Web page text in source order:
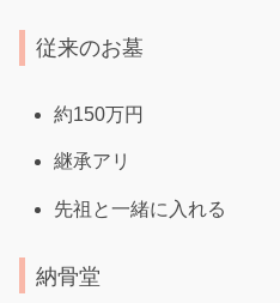
従来のお墓
約150万円
継承アリ
先祖と一緒に入れる
納骨堂